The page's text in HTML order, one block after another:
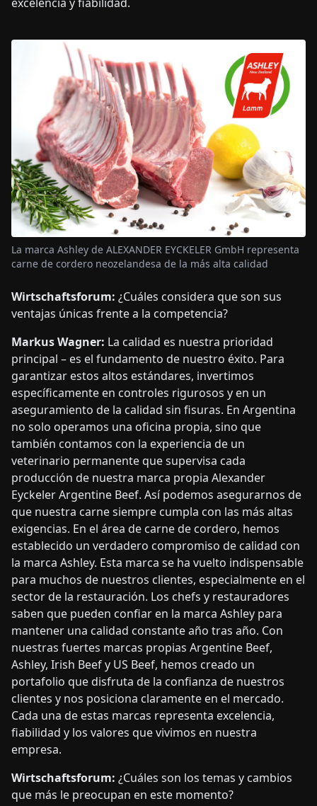
La marca Ashley de ALEXANDER EYCKELER GmbH representa
carne de cordero neozelandesa de la más alta calidad
Wirtschaftsforum: ¿Cuáles considera que son sus
ventajas únicas frente a la competencia?
Markus Wagner: La calidad es nuestra prioridad
principal – es el fundamento de nuestro éxito. Para
garantizar estos altos estándares, invertimos
específicamente en controles rigurosos y en un
aseguramiento de la calidad sin fisuras. En Argentina
no solo operamos una oficina propia, sino que
también contamos con la experiencia de un
veterinario permanente que supervisa cada
producción de nuestra marca propia Alexander
Eyckeler Argentine Beef. Así podemos asegurarnos de
que nuestra carne siempre cumpla con las más altas
exigencias. En el área de carne de cordero, hemos
establecido un verdadero compromiso de calidad con
la marca Ashley. Esta marca se ha vuelto indispensable
para muchos de nuestros clientes, especialmente en el
sector de la restauración. Los chefs y restauradores
saben que pueden confiar en la marca Ashley para
mantener una calidad constante año tras año. Con
nuestras fuertes marcas propias Argentine Beef,
Ashley, Irish Beef y US Beef, hemos creado un
portafolio que disfruta de la confianza de nuestros
clientes y nos posiciona claramente en el mercado.
Cada una de estas marcas representa excelencia,
fiabilidad y los valores que vivimos en nuestra
empresa.
Wirtschaftsforum: ¿Cuáles son los temas y cambios
que más le preocupan en este momento?